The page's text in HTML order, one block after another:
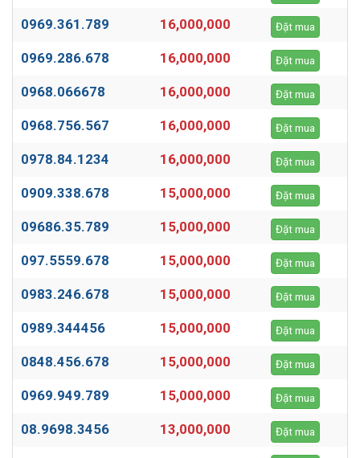
0969.361.789 16,000,000 Đặt mua
0969.286.678 16,000,000 Đặt mua
0968.066678 16,000,000 Đặt mua
0968.756.567 16,000,000 Đặt mua
0978.84.1234 16,000,000 Đặt mua
0909.338.678 15,000,000 Đặt mua
09686.35.789 15,000,000 Đặt mua
097.5559.678 15,000,000 Đặt mua
0983.246.678 15,000,000 Đặt mua
0989.344456 15,000,000 Đặt mua
0848.456.678 15,000,000 Đặt mua
0969.949.789 15,000,000 Đặt mua
08.9698.3456 13,000,000 Đặt mua